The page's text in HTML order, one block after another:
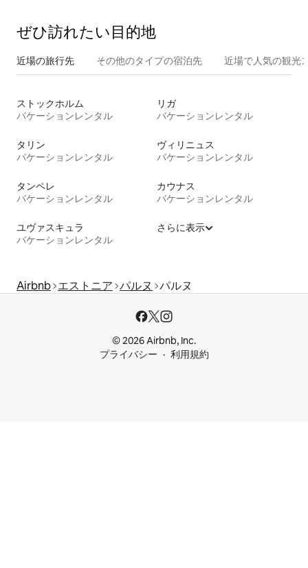
ぜひ訪⁠れ⁠た⁠い目⁠的⁠地
近場の旅行先 その他のタ⁠イ⁠プ⁠の宿⁠泊⁠先 近場で人気の観光
ストックホルム
バケーションレンタル
リガ
バケーションレンタル
タリン
バケーションレンタル
ヴィリニュス
バケーションレンタル
タンペレ
バケーションレンタル
カウナス
バケーションレンタル
ユヴァスキュラ
バケーションレンタル
さらに表示
Airbnb エストニア パルヌ パルヌ
© 2026 Airbnb, Inc.
プライバシー
利用規約